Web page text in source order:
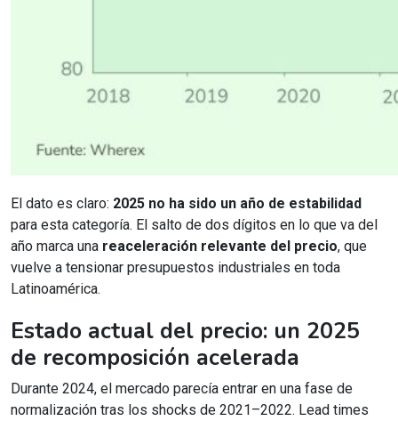
El dato es claro: 2025 no ha sido un año de estabilidad
para esta categoría. El salto de dos dígitos en lo que va del
año marca una reaceleración relevante del precio, que
vuelve a tensionar presupuestos industriales en toda
Latinoamérica.
Estado actual del precio: un 2025
de recomposición acelerada
Durante 2024, el mercado parecía entrar en una fase de
normalización tras los shocks de 2021–2022. Lead times